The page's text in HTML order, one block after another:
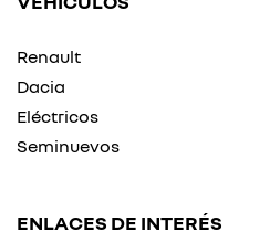
Renault
Dacia
Eléctricos
Seminuevos
ENLACES DE INTERÉS